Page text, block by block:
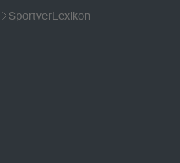
SportverLexikon